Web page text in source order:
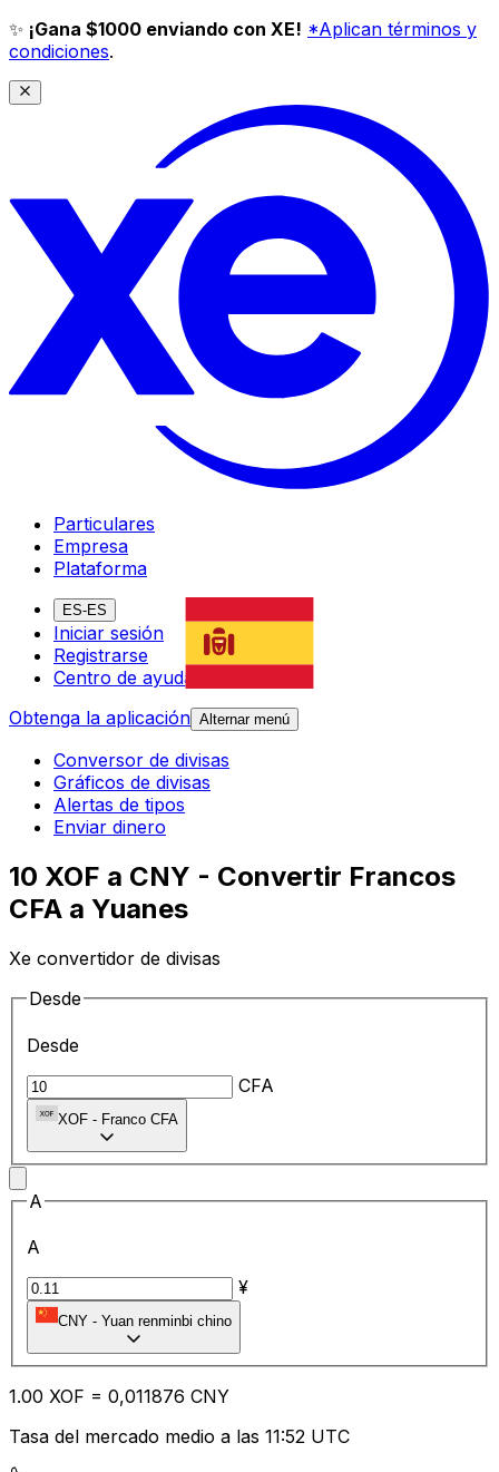
✨ ¡Gana $1000 enviando con XE! *Aplican términos y
condiciones.
Particulares
Empresa
Plataforma
ES-ES
Iniciar sesión
Registrarse
Centro de ayuda
Obtenga la aplicación Alternar menú
Conversor de divisas
Gráficos de divisas
Alertas de tipos
Enviar dinero
10 XOF a CNY - Convertir Francos
CFA a Yuanes
Xe convertidor de divisas
Desde
Desde
CFA
XOF - Franco CFA
A
A
¥
CNY - Yuan renminbi chino
1.00 XOF = 0,011876 CNY
Tasa del mercado medio a las 11:52 UTC